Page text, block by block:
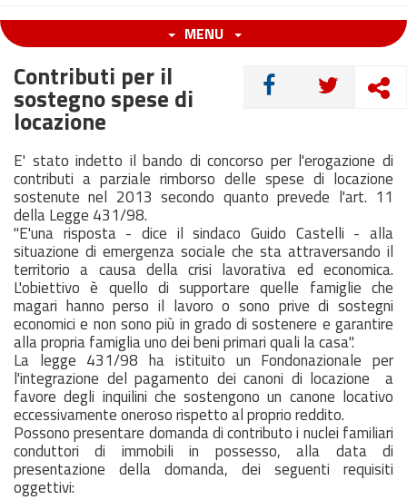
MENU
CONDIVIDI
Contributi per il
sostegno spese di
locazione
E' stato indetto il bando di concorso per l'erogazione di
contributi a parziale rimborso delle spese di locazione
sostenute nel 2013 secondo quanto prevede l'art. 11
della Legge 431/98.
"E'una risposta - dice il sindaco Guido Castelli - alla
situazione di emergenza sociale che sta attraversando il
territorio a causa della crisi lavorativa ed economica.
L'obiettivo è quello di supportare quelle famiglie che
magari hanno perso il lavoro o sono prive di sostegni
economici e non sono più in grado di sostenere e garantire
alla propria famiglia uno dei beni primari quali la casa".
La legge 431/98 ha istituito un Fondonazionale per
l'integrazione del pagamento dei canoni di locazione a
favore degli inquilini che sostengono un canone locativo
eccessivamente oneroso rispetto al proprio reddito.
Possono presentare domanda di contributo i nuclei familiari
conduttori di immobili in possesso, alla data di
presentazione della domanda, dei seguenti requisiti
oggettivi: